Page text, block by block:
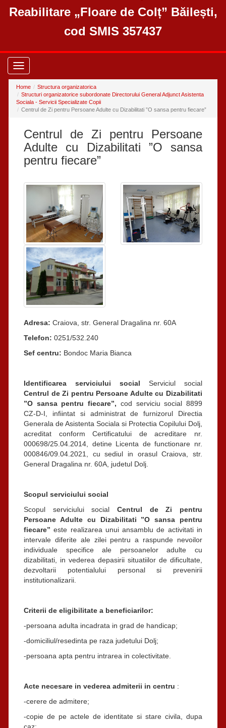
Reabilitare „Floare de Colț” Băilești,
cod SMIS 357437
Toggle
navigation
Home
Structura organizatorica
Structuri organizatorice subordonate Directorului General Adjunct Asistenta
Sociala - Servicii Specializate Copii
Centrul de Zi pentru Persoane Adulte cu Dizabilitati ”O sansa pentru fiecare”
Centrul de Zi pentru Persoane
Adulte cu Dizabilitati ”O sansa
pentru fiecare”
Adresa: Craiova, str. General Dragalina nr. 60A
Telefon: 0251/532.240
Sef centru: Bondoc Maria Bianca
Identificarea serviciului social Serviciul social
Centrul de Zi pentru Persoane Adulte cu Dizabilitati
”O sansa pentru fiecare”, cod serviciu social 8899
CZ-D-I, infiintat si administrat de furnizorul Directia
Generala de Asistenta Sociala si Protectia Copilului Dolj,
acreditat conform Certificatului de acreditare nr.
000698/25.04.2014, detine Licenta de functionare nr.
000846/09.04.2021, cu sediul in orasul Craiova, str.
General Dragalina nr. 60A, judetul Dolj.
Scopul serviciului social
Scopul serviciului social Centrul de Zi pentru
Persoane Adulte cu Dizabilitati ”O sansa pentru
fiecare”este realizarea unui ansamblu de activitati in
intervale diferite ale zilei pentru a raspunde nevoilor
individuale specifice ale persoanelor adulte cu
dizabilitati, in vederea depasirii situatiilor de dificultate,
dezvoltarii potentialului personal si prevenirii
institutionalizarii.
Criterii de eligibilitate a beneficiarilor:
-persoana adulta incadrata in grad de handicap;
-domiciliul/resedinta pe raza judetului Dolj;
-persoana apta pentru intrarea in colectivitate.
Acte necesare in vederea admiterii in centru :
-cerere de admitere;
-copie de pe actele de identitate si stare civila, dupa